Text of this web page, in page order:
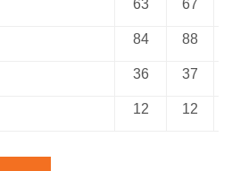
63 67
84 88
36 37
12 12